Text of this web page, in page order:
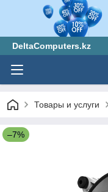
DeltaComputers.kz
Товары и услуги
–7%